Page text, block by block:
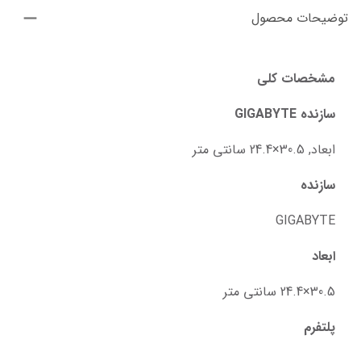
توضیحات محصول
مشخصات کلی
سازنده GIGABYTE
ابعاد, 30.5×24.4 سانتی متر
سازنده
GIGABYTE
ابعاد
30.5×24.4 سانتی متر
پلتفرم